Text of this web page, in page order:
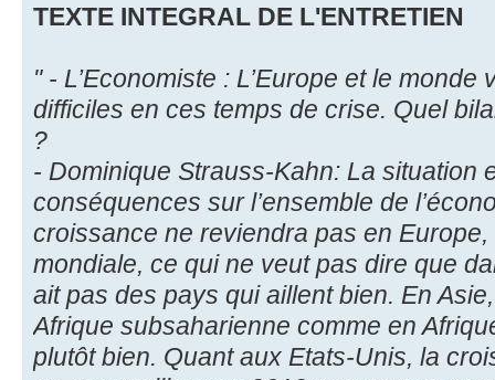
TEXTE INTEGRAL DE L'ENTRETIEN
" - L’Economiste : L’Europe et le
difficiles en ces temps de crise. Quel
?
- Dominique Strauss-Kahn: La situation
conséquences sur l’ensemble de
croissance ne reviendra pas en Europe,
mondiale, ce qui ne veut pas dire que
ait pas des pays qui aillent bien. En
Afrique subsaharienne comme en
plutôt bien. Quant aux Etats-Unis, la